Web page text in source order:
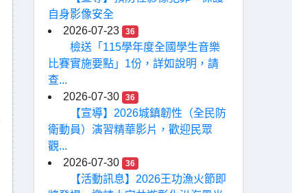
自身影像安全
2026-07-23
36
檢送「115學年度全國學生音樂
比賽實施要點」1份，詳如說明，請
查...
2026-07-30
36
【宣導】2026城鎮韌性（全民防
衛動員）演習精華影片，歡迎民眾
觀...
2026-07-30
36
【活動訊息】2026王功漁火節即